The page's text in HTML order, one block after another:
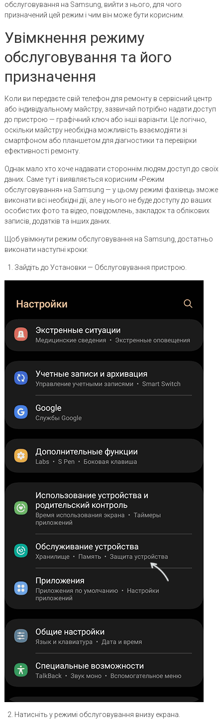
обслуговування на Samsung, вийти з нього, для чого
призначений цей режим і чим він може бути корисним.
Увімкнення режиму
обслуговування та його
призначення
Коли ви передаєте свій телефон для ремонту в сервісний центр
або індивідуальному майстру, зазвичай потрібно надати доступ
до пристрою — графічний ключ або інші варіанти. Це логічно,
оскільки майстру необхідна можливість взаємодіяти зі
смартфоном або планшетом для діагностики та перевірки
ефективності ремонту.
Однак мало хто хоче надавати стороннім людям доступ до своїх
даних. Саме тут і виявляється корисним «Режим
обслуговування» на Samsung — у цьому режимі фахівець зможе
виконати всі необхідні дії, але у нього не буде доступу до ваших
особистих фото та відео, повідомлень, закладок та облікових
записів, додатків та інших даних.
Щоб увімкнути режим обслуговування на Samsung, достатньо
виконати наступні кроки:
Зайдіть до Установки — Обслуговування пристрою.
Натисніть у режимі обслуговування внизу екрана.